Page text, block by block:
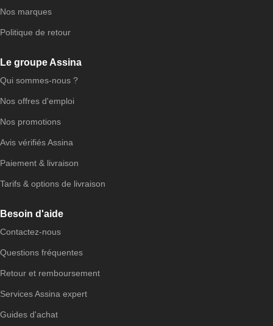
Besoin d'aide
Contactez-nous
Questions fréquentes
Retour et remboursement
Services Assina expert
Guides d'achat
Le groupe Assina
Qui sommes-nous ?
Nos offres d'emploi
Nos promotions
Avis vérifiés Assina
Paiement & livraison
Tarifs & options de livraison
Nos marques
Politique de retour